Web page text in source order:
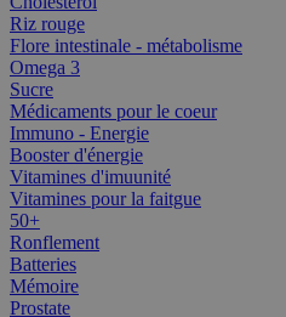
Riz rouge
Flore intestinale - métabolisme
Omega 3
Sucre
Médicaments pour le coeur
Immuno - Energie
Booster d'énergie
Vitamines d'imuunité
Vitamines pour la faitgue
50+
Ronflement
Batteries
Mémoire
Prostate